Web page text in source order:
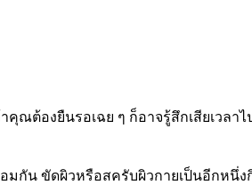
ณต้องยืนรอเฉย ๆ ก็อาจรู้สึกเสียเวลา
อมกัน ขัดผิวหรือสครับผิวกายเป็นอีก